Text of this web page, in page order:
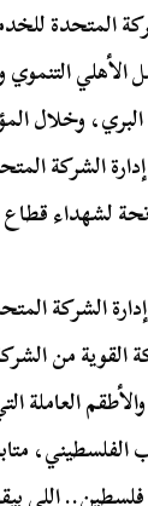
الأهلي التنموي
وخلال
الشركة
لشهداء
الشركة
القوية من
العاملة
اللى